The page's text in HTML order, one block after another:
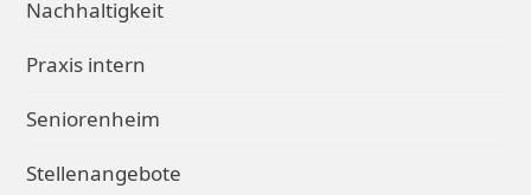
Nachhaltigkeit
Praxis intern
Seniorenheim
Stellenangebote